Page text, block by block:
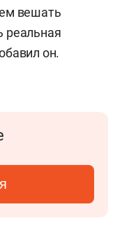
вешать
реальная
он.